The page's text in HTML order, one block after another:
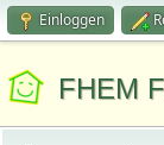
Einloggen
FHEM